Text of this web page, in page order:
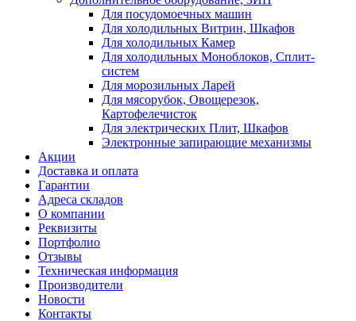
Для посудомоечных машин
Для холодильных Витрин, Шкафов
Для холодильных Камер
Для холодильных Моноблоков, Сплит-
систем
Для морозильных Ларей
Для мясорубок, Овощерезок,
Картофелечисток
Для электрических Плит, Шкафов
Электронные запирающие механизмы
Акции
Доставка и оплата
Гарантии
Адреса складов
О компании
Реквизиты
Портфолио
Отзывы
Техническая информация
Производители
Новости
Контакты